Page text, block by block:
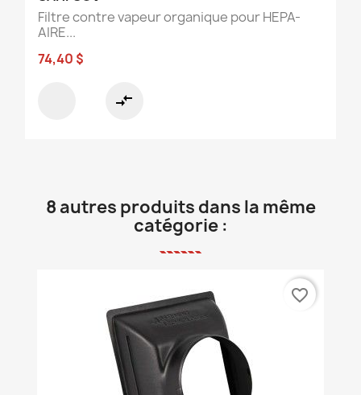
Filtre contre vapeur organique pour HEPA-
AIRE...
74,40 $
compare_arrows
8 autres produits dans la même
catégorie :
favorite_border